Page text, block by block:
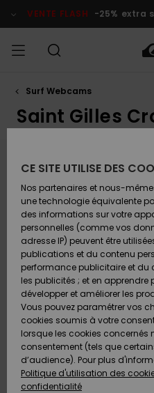
contenuVENTE FLASH -25% extra
HOMME
& Tongs
Surf
Snow
& Tongs
Surf
Snow
FEMME
A
Snow
SURF
Homme
Enfant
SNOW
Shop
Homme
Snow
Shop
Enfant
Snow
Shop
Femme
A
VENTE
FLASH
Homme
Enfant
Outlet
Femme
Préférences
Langue Et
Région
Retours
Paiement
Carte
Cadeau
Quiksilver
Freedom
Protection
des
Surf Webcams
Saint Gilles
Webcam Saint Gilles
Dominated by its iconic
Saint-Gilles-Croix-de-
consistent surf
break benefits from a
the Grosse Terre
natural protection against
often ensuring a cleaner
With stable sandbanks,
waves perfect for
skills. Be mindful of the
high tide against the
Saint-Gilles-Croix-de-Vie
form and pick the best
out.
CE SITE UTILISE DES
Nos partenaires et nous-
une technologie équivalente
des informations sur votre
personnelles (comme vos
adresse IP) peuvent être
publications et du contenu
performance publicitaire et du
les publicités ; et en apprendre
développer et améliorer les
Vous pouvez paramétrer vos
cookies soumis à votre
lorsque les cookies concernés
consentement (tels que
d’audience). Pour plus
Politique d'utilisation des
confidentialité